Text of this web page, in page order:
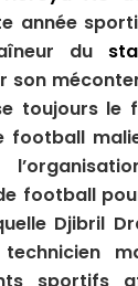
année
du
son
toujours le
football
football
Djibril